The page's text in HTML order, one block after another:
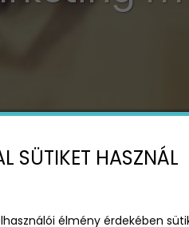
SÜTIKET HASZNÁL
élmény érdekében